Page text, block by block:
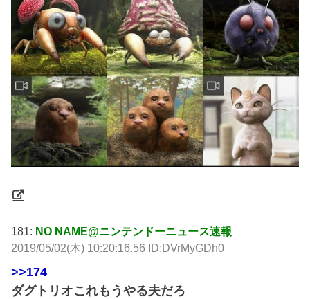
181: NO NAME@ニンテンドーニュース速報
2019/05/02(木) 10:20:16.56 ID:DVrMyGDh0
>>174
ダグトリオこれもうやる夫だろ